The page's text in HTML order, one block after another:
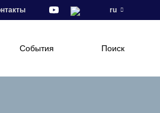
ru
События Поиск